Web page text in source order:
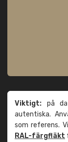
Viktigt: på
autentiska.
som referens.
RAL-färgfläkt